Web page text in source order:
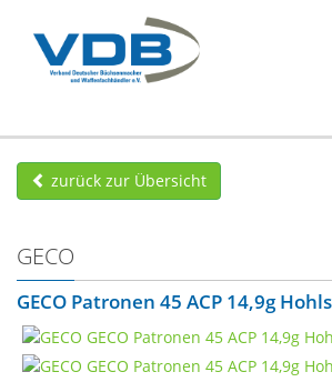
zurück zur Übersicht
GECO
GECO Patronen 45 ACP 14,9g